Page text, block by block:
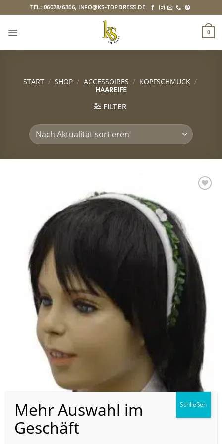
Inhalt
TEL: 06028/6366, INFO@KS-TOPDRESS.DE
0
START / SHOP / ACCESSOIRES / KOPFSCHMUCK /
HAAREIFE
FILTER